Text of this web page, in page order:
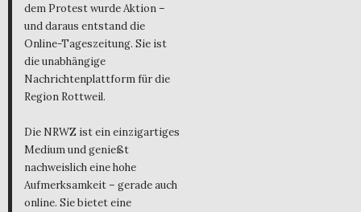
dem Protest wurde Aktion –
und daraus entstand die
Online-Tageszeitung. Sie ist
die unabhängige
Nachrichtenplattform für die
Region Rottweil.
Die NRWZ ist ein einzigartiges
Medium und genießt
nachweislich eine hohe
Aufmerksamkeit – gerade auch
online. Sie bietet eine